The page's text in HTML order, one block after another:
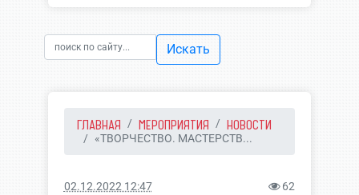
Искать
ГЛАВНАЯ МЕРОПРИЯТИЯ НОВОСТИ
«ТВОРЧЕСТВО. МАСТЕРСТВ...
02.12.2022 12:47 62